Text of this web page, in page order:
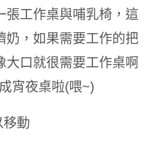
工作桌與哺乳椅，這
奶，如果需要工作的把
大口就很需要工作桌啊
宵夜桌啦(喂~)